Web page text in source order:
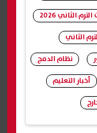
الثاني 2026
الثاني
نظام الدمج
أخبار التعليم